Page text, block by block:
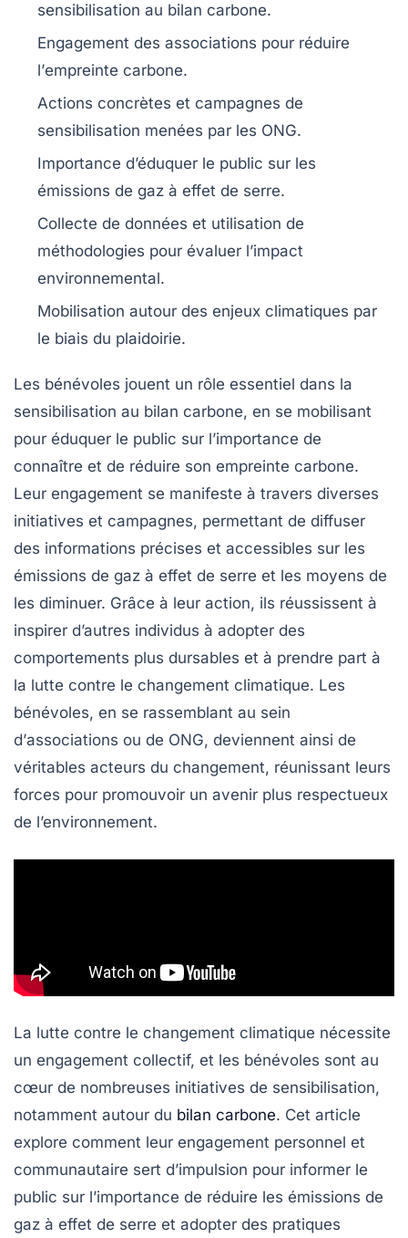
sensibilisation au bilan carbone.
Engagement des associations pour réduire
l’empreinte carbone.
Actions concrètes et campagnes de
sensibilisation menées par les ONG.
Importance d’éduquer le public sur les
émissions de gaz à effet de serre.
Collecte de données et utilisation de
méthodologies pour évaluer l’impact
environnemental.
Mobilisation autour des enjeux climatiques par
le biais du plaidoirie.
Les bénévoles jouent un rôle essentiel dans la
sensibilisation au bilan carbone, en se mobilisant
pour éduquer le public sur l’importance de
connaître et de réduire son empreinte carbone.
Leur engagement se manifeste à travers diverses
initiatives et campagnes, permettant de diffuser
des informations précises et accessibles sur les
émissions de gaz à effet de serre et les moyens de
les diminuer. Grâce à leur action, ils réussissent à
inspirer d’autres individus à adopter des
comportements plus dursables et à prendre part à
la lutte contre le changement climatique. Les
bénévoles, en se rassemblant au sein
d’associations ou de ONG, deviennent ainsi de
véritables acteurs du changement, réunissant leurs
forces pour promouvoir un avenir plus respectueux
de l’environnement.
La lutte contre le changement climatique nécessite
un engagement collectif, et les bénévoles sont au
cœur de nombreuses initiatives de sensibilisation,
notamment autour du bilan carbone. Cet article
explore comment leur engagement personnel et
communautaire sert d’impulsion pour informer le
public sur l’importance de réduire les émissions de
gaz à effet de serre et adopter des pratiques